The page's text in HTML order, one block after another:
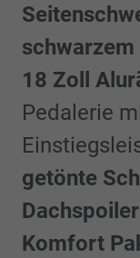
18 Zoll
Pedalerie
getönte
Komfort